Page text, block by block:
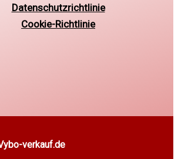
Datenschutzrichtlinie
Cookie-Richtlinie
verkauf.de